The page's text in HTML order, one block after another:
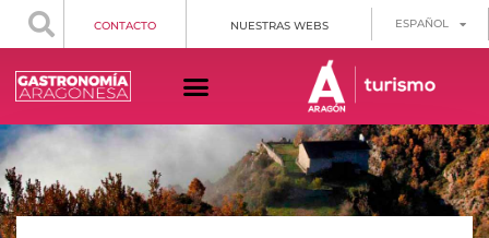
CONTACTO NUESTRAS WEBS ESPAÑOL